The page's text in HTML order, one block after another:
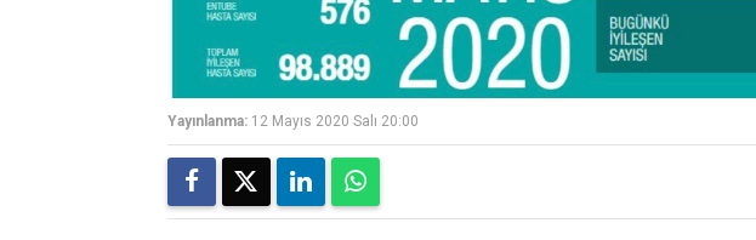
Yayınlanma: 12 Mayıs 2020 Salı 20:00